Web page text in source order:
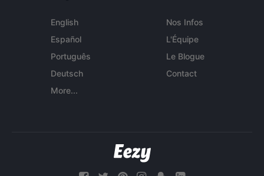
English
Español
Português
Deutsch
More...
Nos Infos
L'Équipe
Le Blogue
Contact